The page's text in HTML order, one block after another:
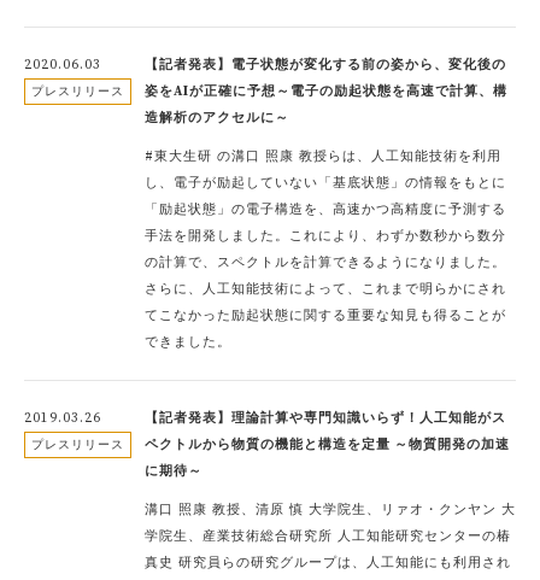
2020.06.03
プレスリリース
【記者発表】電子状態が変化する前の姿から、変化後の
姿をAIが正確に予想～電子の励起状態を高速で計算、構
造解析のアクセルに～
#東大生研 の溝口 照康 教授らは、人工知能技術を利用
し、電子が励起していない「基底状態」の情報をもとに
「励起状態」の電子構造を、高速かつ高精度に予測する
手法を開発しました。これにより、わずか数秒から数分
の計算で、スペクトルを計算できるようになりました。
さらに、人工知能技術によって、これまで明らかにされ
てこなかった励起状態に関する重要な知見も得ることが
できました。
2019.03.26
プレスリリース
【記者発表】理論計算や専門知識いらず！人工知能がス
ペクトルから物質の機能と構造を定量 ～物質開発の加速
に期待～
溝口 照康 教授、清原 慎 大学院生、リァオ・クンヤン 大
学院生、産業技術総合研究所 人工知能研究センターの椿
真史 研究員らの研究グループは、人工知能にも利用され